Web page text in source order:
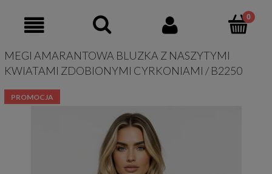
MEGI AMARANTOWA BLUZKA Z NASZYTYMI
KWIATAMI ZDOBIONYMI CYRKONIAMI / B2250
PROMOCJA